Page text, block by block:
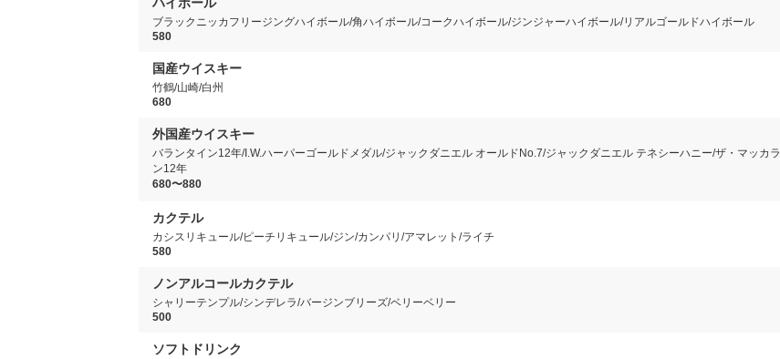
ブラックニッカフリージングハイボール/角ハイボール/コークハイボール/ジンジャーハイボール/リアルゴールドハイボール
580
国産ウイスキー
竹鶴/山崎/白州
680
外国産ウイスキー
バランタイン12年/I.W.ハーパーゴールドメダル/ジャックダニエル オールドNo.7/ジャックダニエル テネシーハニー/ザ・マッカラ
ン12年
680〜880
カクテル
カシスリキュール/ピーチリキュール/ジン/カンパリ/アマレット/ライチ
580
ノンアルコールカクテル
シャリーテンプル/シンデレラ/バージンブリーズ/ベリーベリー
500
ソフトドリンク